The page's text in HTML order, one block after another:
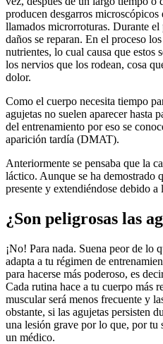
producen desgarros microscópicos
llamados microrroturas. Durante el
daños se reparan. En el proceso
nutrientes, lo cual causa que estos
los nervios que los rodean, cosa
dolor.
Como el cuerpo necesita tiempo
agujetas no suelen aparecer hasta
del entrenamiento por eso se
aparición tardía (DMAT).
Anteriormente se pensaba que la
láctico. Aunque se ha demostrado
presente y extendiéndose debido a
¿Son peligrosas las
¡No! Para nada. Suena peor de lo
adapta a tu régimen de
para hacerse más poderoso, es
Cada rutina hace a tu cuerpo más
muscular será menos frecuente y
obstante, si las agujetas persisten
una lesión grave por lo que, por tu
un médico.